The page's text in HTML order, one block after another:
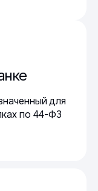
для
по 44-ФЗ